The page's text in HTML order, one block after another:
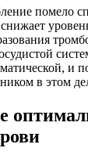
помело
и
в этом